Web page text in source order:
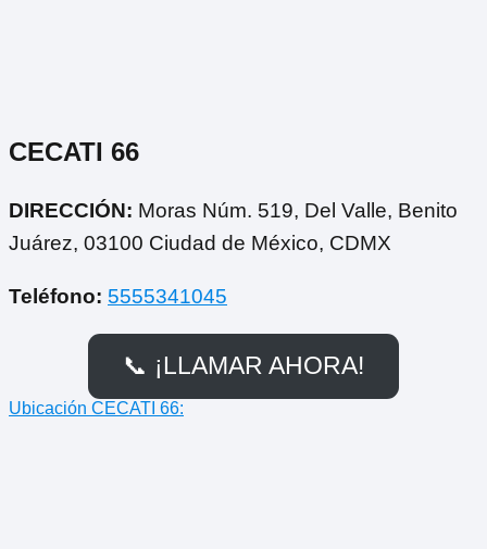
CECATI 66
DIRECCIÓN: Moras Núm. 519, Del Valle, Benito
Juárez, 03100 Ciudad de México, CDMX
Teléfono: 5555341045
📞 ¡LLAMAR AHORA!
Ubicación CECATI 66: